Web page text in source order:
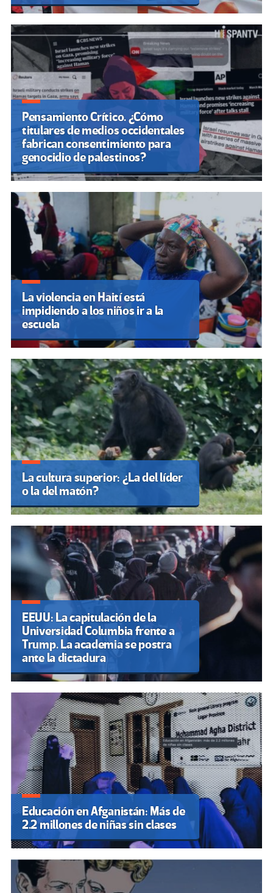
Pensamiento Crítico. ¿Cómo
titulares de medios occidentales
fabrican consentimiento para
genocidio de palestinos?
La violencia en Haití está
impidiendo a los niños ir a la
escuela
La cultura superior: ¿La del líder
o la del matón?
EEUU: La capitulación de la
Universidad Columbia frente a
Trump. La academia se postra
ante la dictadura
Educación en Afganistán: Más de
2.2 millones de niñas sin clases